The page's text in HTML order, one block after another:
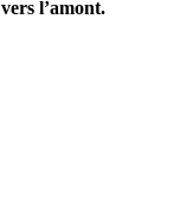
l’amont.